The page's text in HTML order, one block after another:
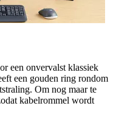
een onvervalst klassiek
een gouden ring rondom
Om nog maar te
kabelrommel wordt